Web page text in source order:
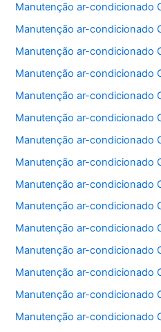
Manutenção ar-condicionado
Manutenção ar-condicionado
Manutenção ar-condicionado
Manutenção ar-condicionado
Manutenção ar-condicionado
Manutenção ar-condicionado
Manutenção ar-condicionado
Manutenção ar-condicionado
Manutenção ar-condicionado
Manutenção ar-condicionado
Manutenção ar-condicionado
Manutenção ar-condicionado
Manutenção ar-condicionado
Manutenção ar-condicionado
Manutenção ar-condicionado